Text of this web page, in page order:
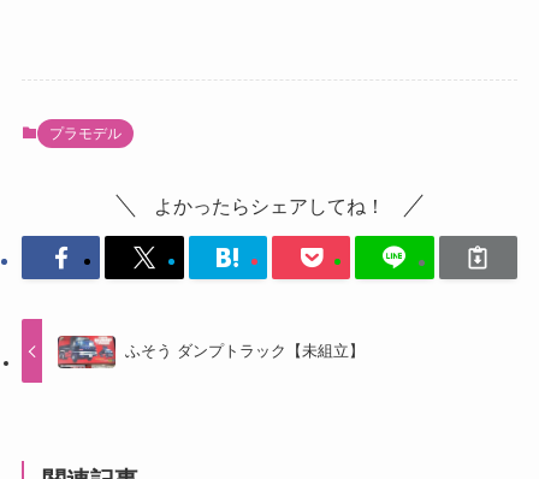
プラモデル
よかったらシェアしてね！
ふそう ダンプトラック【未組立】